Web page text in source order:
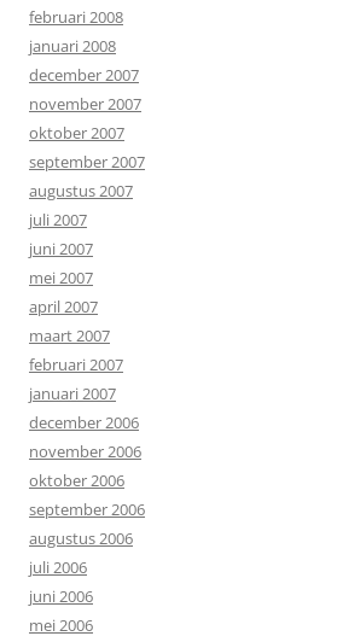
februari 2008
januari 2008
december 2007
november 2007
oktober 2007
september 2007
augustus 2007
juli 2007
juni 2007
mei 2007
april 2007
maart 2007
februari 2007
januari 2007
december 2006
november 2006
oktober 2006
september 2006
augustus 2006
juli 2006
juni 2006
mei 2006